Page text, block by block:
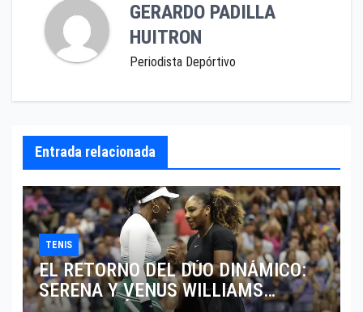
GERARDO PADILLA
HUITRON
Periodista Depórtivo
Entrada relacionada
TENIS
EL RETORNO DEL DÚO DINÁMICO:
SERENA Y VENUS WILLIAMS